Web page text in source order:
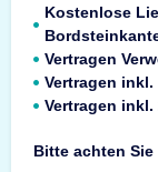
Kostenlose
Vertragen
Vertragen
Vertragen
Bitte achten